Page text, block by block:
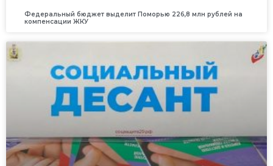
Федеральный бюджет выделит Поморью 226,8 млн рублей на
компенсации ЖКУ